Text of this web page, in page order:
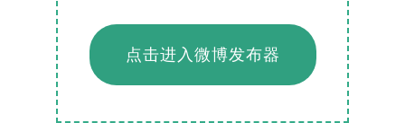
点击进入微博发布器